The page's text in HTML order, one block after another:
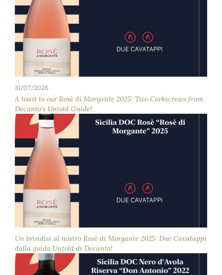
31/07/2026
A toast to our Rosè di Morgante 2025: Two Corkscrews from
Decanto’s Untold Guide!
Un brindisi al nostro Rosè di Morgante 2025: Due Cavatappi
dalla guida Untold di Decanto!